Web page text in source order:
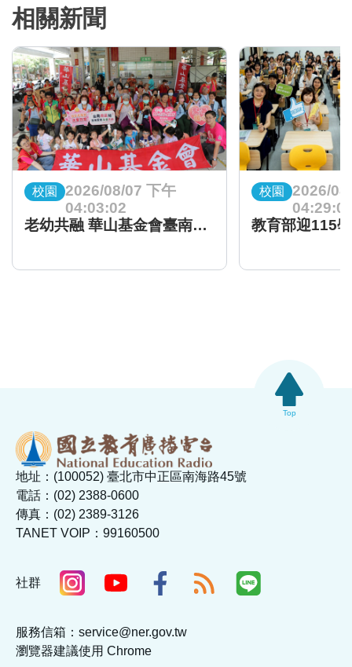
相關新聞
校園
2026/08/07 下午
04:03:02
老幼共融 華山基金會臺南南區天使站舉辦感恩茶會
校園
2026/
地址：(100052) 臺北市中正區南海路45號
電話：(02) 2388-0600
傳真：(02) 2389-3126
TANET VOIP：99160500
社群
服務信箱：service@ner.gov.tw
瀏覽器建議使用 Chrome
Top